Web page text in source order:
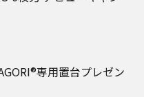
専用置台プレゼン